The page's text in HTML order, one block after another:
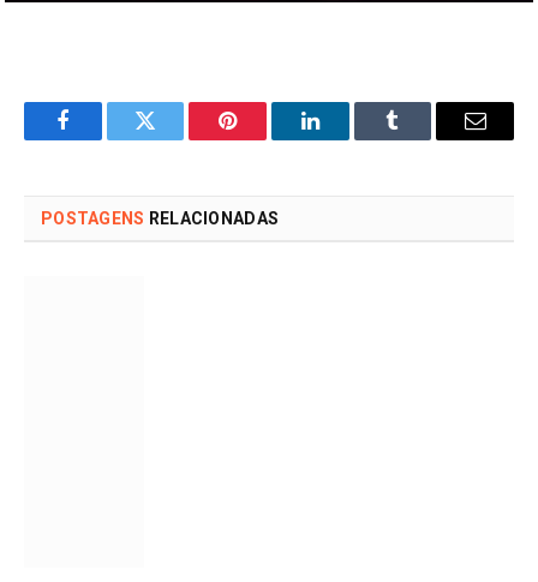
FacebookTwitter Pinterest LinkedInTumblr Email
POSTAGENS RELACIONADAS